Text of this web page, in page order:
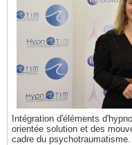
Intégration d'éléments
orientée solution et des
cadre du